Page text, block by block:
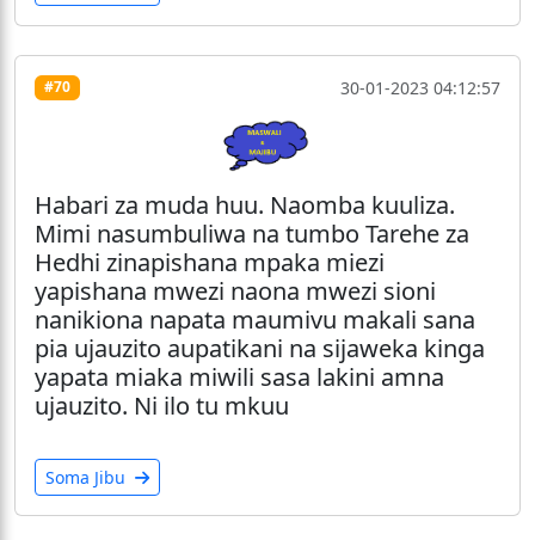
#70 30-01-2023 04:12:57
Habari za muda huu. Naomba kuuliza.
Mimi nasumbuliwa na tumbo Tarehe za
Hedhi zinapishana mpaka miezi
yapishana mwezi naona mwezi sioni
nanikiona napata maumivu makali sana
pia ujauzito aupatikani na sijaweka kinga
yapata miaka miwili sasa lakini amna
ujauzito. Ni ilo tu mkuu
Soma Jibu